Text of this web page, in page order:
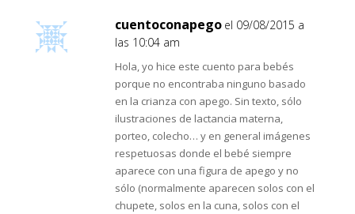
cuentoconapego el 09/08/2015 a
las 10:04 am
Hola, yo hice este cuento para bebés
porque no encontraba ninguno basado
en la crianza con apego. Sin texto, sólo
ilustraciones de lactancia materna,
porteo, colecho… y en general imágenes
respetuosas donde el bebé siempre
aparece con una figura de apego y no
sólo (normalmente aparecen solos con el
chupete, solos en la cuna, solos con el